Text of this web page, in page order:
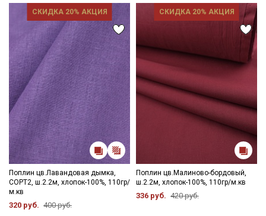
СКИДКА 20% АКЦИЯ
Поплин цв.Лавандовая дымка,
СОРТ2, ш.2.2м, хлопок-100%, 110гр/
м.кв
320 руб. 400 руб.
СКИДКА 20% АКЦИЯ
Поплин цв.Малиново-бордовый,
ш.2.2м, хлопок-100%, 110гр/м.кв
336 руб. 420 руб.